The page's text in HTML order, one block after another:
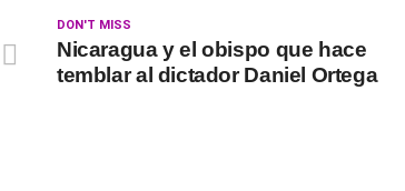
DON'T MISS
Nicaragua y el obispo que hace
temblar al dictador Daniel Ortega